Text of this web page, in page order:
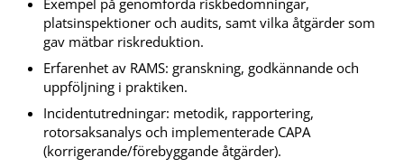
Exempel på genomförda riskbedömningar,
platsinspektioner och audits, samt vilka åtgärder som
gav mätbar riskreduktion.
Erfarenhet av RAMS: granskning, godkännande och
uppföljning i praktiken.
Incidentutredningar: metodik, rapportering,
rotorsaksanalys och implementerade CAPA
(korrigerande/förebyggande åtgärder).